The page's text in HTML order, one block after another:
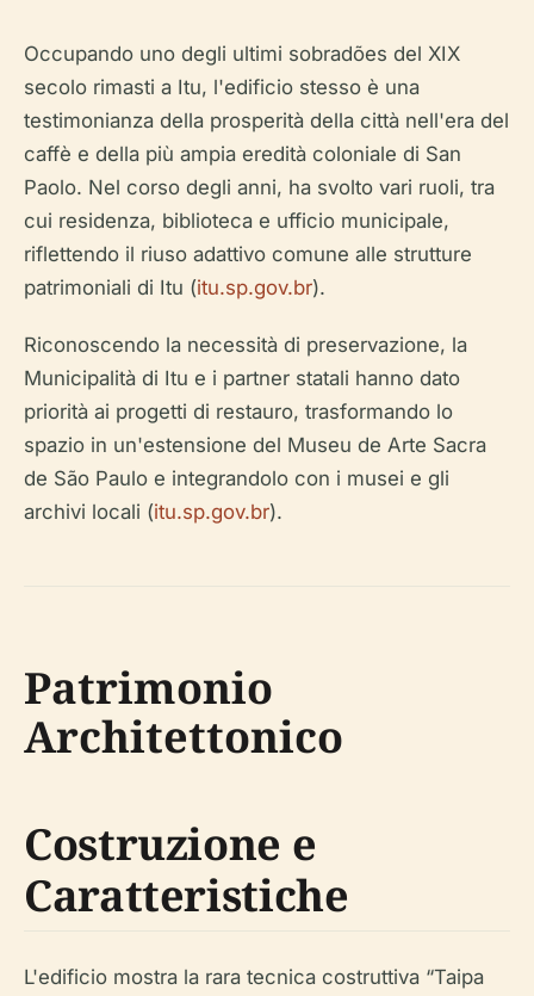
Occupando uno degli ultimi sobradões del XIX
secolo rimasti a Itu, l'edificio stesso è una
testimonianza della prosperità della città nell'era del
caffè e della più ampia eredità coloniale di San
Paolo. Nel corso degli anni, ha svolto vari ruoli, tra
cui residenza, biblioteca e ufficio municipale,
riflettendo il riuso adattivo comune alle strutture
patrimoniali di Itu (itu.sp.gov.br).
Riconoscendo la necessità di preservazione, la
Municipalità di Itu e i partner statali hanno dato
priorità ai progetti di restauro, trasformando lo
spazio in un'estensione del Museu de Arte Sacra
de São Paulo e integrandolo con i musei e gli
archivi locali (itu.sp.gov.br).
Patrimonio
Architettonico
Costruzione e
Caratteristiche
L'edificio mostra la rara tecnica costruttiva “Taipa